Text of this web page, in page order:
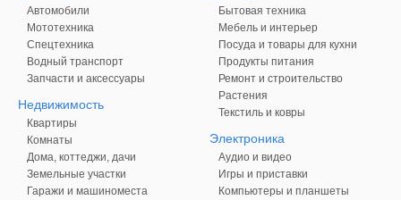
Автомобили
Мототехника
Спецтехника
Водный транспорт
Запчасти и аксессуары
Недвижимость
Квартиры
Комнаты
Дома, коттеджи, дачи
Земельные участки
Гаражи и машиноместа
Бытовая техника
Мебель и интерьер
Посуда и товары для кухни
Продукты питания
Ремонт и строительство
Растения
Текстиль и ковры
Электроника
Аудио и видео
Игры и приставки
Компьютеры и планшеты